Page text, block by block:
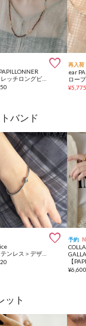

ストレッチロングビーズネックレス
再入荷
ear
¥
バンド

＜ステンレス＞デザインバングル
予約
¥
ット